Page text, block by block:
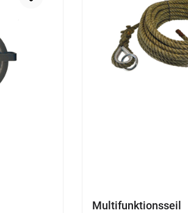
Multifunktionsseil